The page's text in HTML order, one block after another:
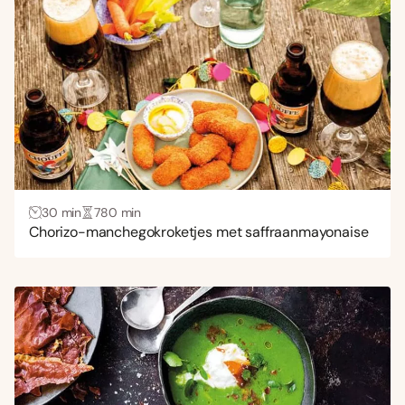
Uitdagend
(6)
Gang
Bijgerecht
(34)
Borrelhapjes en snacks
(15)
Brunch
(8)
Dranken
(8)
Gebak
Lunch
(23)
Nagerecht
(20)
Ontbijt
(1)
Voorgerecht
(50)
30 min 780 min
Chorizo-manchegokroketjes met saffraanmayonaise